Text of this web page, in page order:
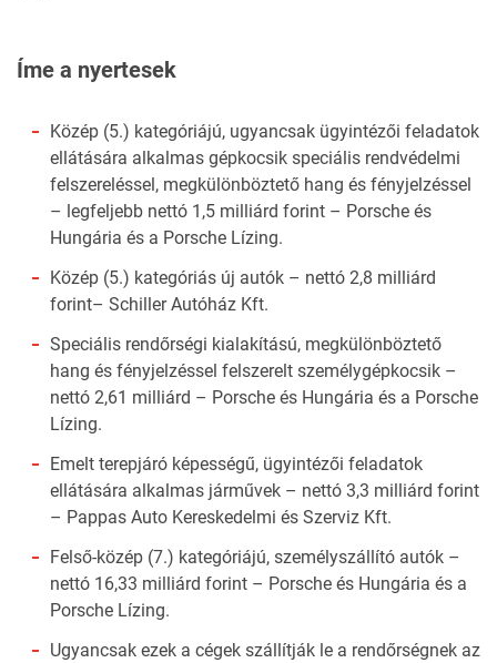
Íme a nyertesek
Közép (5.) kategóriájú, ugyancsak ügyintézői feladatok
ellátására alkalmas gépkocsik speciális rendvédelmi
felszereléssel, megkülönböztető hang és fényjelzéssel
– legfeljebb nettó 1,5 milliárd forint – Porsche és
Hungária és a Porsche Lízing.
Közép (5.) kategóriás új autók – nettó 2,8 milliárd
forint– Schiller Autóház Kft.
Speciális rendőrségi kialakítású, megkülönböztető
hang és fényjelzéssel felszerelt személygépkocsik –
nettó 2,61 milliárd – Porsche és Hungária és a Porsche
Lízing.
Emelt terepjáró képességű, ügyintézői feladatok
ellátására alkalmas járművek – nettó 3,3 milliárd forint
– Pappas Auto Kereskedelmi és Szerviz Kft.
Felső-közép (7.) kategóriájú, személyszállító autók –
nettó 16,33 milliárd forint – Porsche és Hungária és a
Porsche Lízing.
Ugyancsak ezek a cégek szállítják le a rendőrségnek az